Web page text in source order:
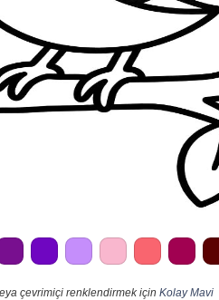
çevrimiçi renklendirmek için Kolay Mavi